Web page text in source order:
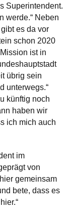
Superintendent.
werde.“ Neben
es da vor
schon 2020
ist in
übrig sein
unterwegs.“
künftig noch
haben wir
ich mich auch
im
von
gemeinsam
bete, dass es